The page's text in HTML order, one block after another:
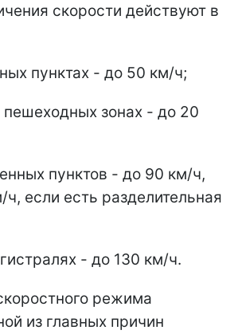
скорости действуют в
пунктах - до 50 км/ч;
зонах - до 20
пунктов - до 90 км/ч,
ч, если есть разделительная
- до 130 км/ч.
режима
из главных причин